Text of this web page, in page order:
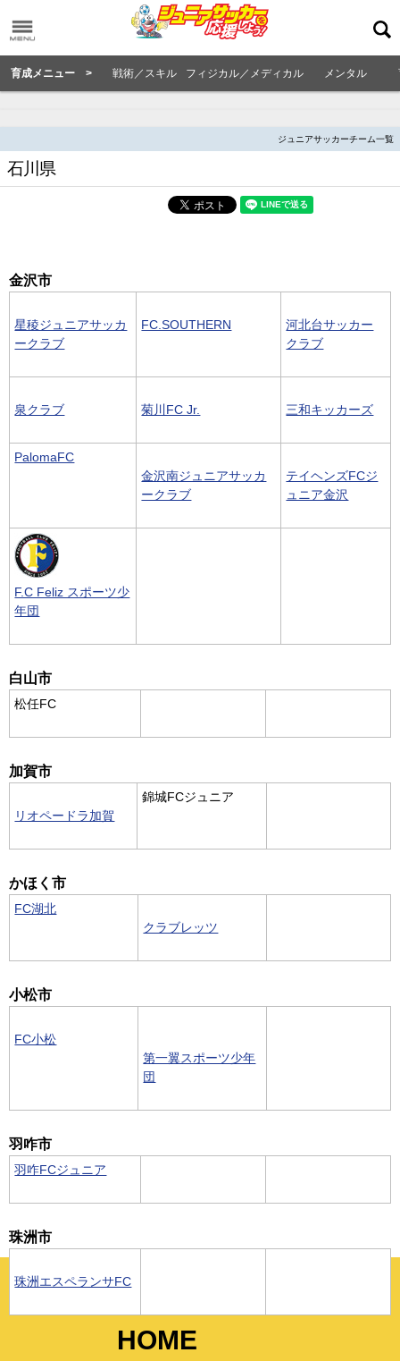
育成メニュー > 戦術／スキル フィジカル／メディカル メンタル
ジュニアサッカーチーム一覧
石川県
金沢市
星稜ジュニアサッカ
ークラブ
FC.SOUTHERN
河北台サッカー
クラブ
泉クラブ 菊川FC Jr. 三和キッカーズ
PalomaFC
金沢南ジュニアサッカ
ークラブ
テイヘンズFCジ
ュニア金沢
F.C Feliz スポーツ少
年団
白山市
松任FC
加賀市
リオペードラ加賀
錦城FCジュニア
かほく市
FC湖北
クラブレッツ
小松市
FC小松
第一翼スポーツ少年
団
羽咋市
羽咋FCジュニア
珠洲市
珠洲エスペランサFC
HOME